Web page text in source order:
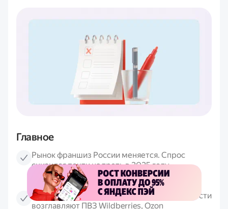
Главное
Рынок франшиз России меняется. Спрос
снизился почти на треть в 2025 году,
но качество оставшихся игроков в среднем
стало выше.
Актуальный рейтинг франшиз по популярности
возглавляют ПВЗ Wildberries, Ozon